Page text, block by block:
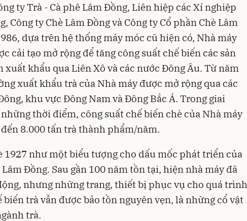
ty Trà - Cà phê Lâm Đồng, Liên hiệp các Xí nghiệp
Công ty Chè Lâm Đồng và Công ty Cổ phần Chè Lâm
dựa trên hệ thống máy móc cũ hiện có, Nhà máy
cải tạo mở rộng để tăng công suất chế biến các sản
xuất khẩu qua Liên Xô và các nước Đông Âu. Từ năm
xuất khẩu trà của Nhà máy được mở rộng qua các
khu vực Đông Nam và Đông Bắc Á. Trong giai
thời điểm, công suất chế biến chè của Nhà máy
8.000 tấn trà thành phẩm/năm.
1927 như một biểu tượng cho dấu mốc phát triển của
Đồng. Sau gần 100 năm tồn tại, hiện nhà máy đã
nhưng những trang, thiết bị phục vụ cho quá trình
biến trà vẫn được bảo tồn nguyên vẹn, là những cổ vật
trà.